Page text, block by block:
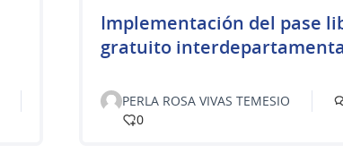
Implementación del pase
gratuito
PERLA ROSA VIVAS TEMESIO
0